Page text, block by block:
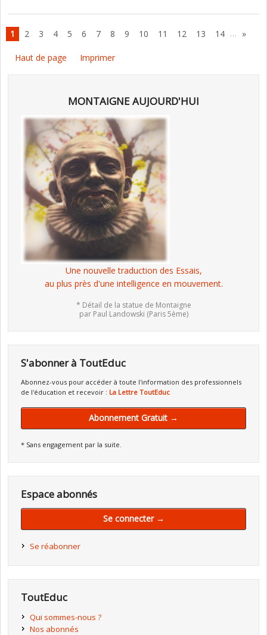
1 2 3 4 5 6 7 8 9 10 11 12 13 14 … »
Haut de page Imprimer
MONTAIGNE AUJOURD'HUI
Une nouvelle traduction des Essais,
au plus près d'une intelligence en mouvement.
* Détail de la statue de Montaigne
par Paul Landowski (Paris 5ème)
S'abonner à ToutEduc
Abonnez-vous pour accéder à toute l'information des professionnels
de l'éducation et recevoir : La Lettre ToutEduc
Abonnement Gratuit →
* Sans engagement par la suite.
Espace abonnés
Se connecter →
Se réabonner
ToutEduc
Qui sommes-nous ?
Nos abonnés